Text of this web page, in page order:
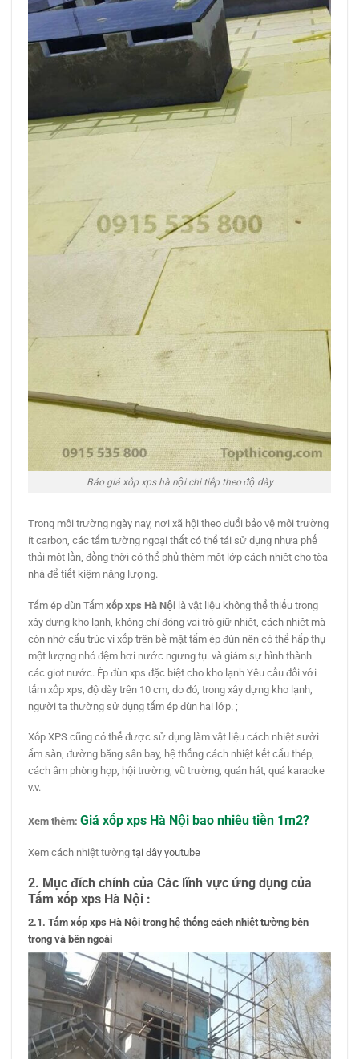
Báo giá xốp xps hà nội chi tiếp theo độ dày
Trong môi trường ngày nay, nơi xã hội theo đuổi bảo vệ môi trường
ít carbon, các tấm tường ngoại thất có thể tái sử dụng nhựa phế
thải một lần, đồng thời có thể phủ thêm một lớp cách nhiệt cho tòa
nhà để tiết kiệm năng lượng.
Tấm ép đùn Tấmxốp xps Hà Nội là vật liệu không thể thiếu trong
xây dựng kho lạnh, không chỉ đóng vai trò giữ nhiệt, cách nhiệt mà
còn nhờ cấu trúc vi xốp trên bề mặt tấm ép đùn nên có thể hấp thụ
một lượng nhỏ đệm hơi nước ngưng tụ. và giảm sự hình thành
các giọt nước. Ép đùn xps đặc biệt cho kho lạnh Yêu cầu đối với
tấm xốp xps, độ dày trên 10 cm, do đó, trong xây dựng kho lạnh,
người ta thường sử dụng tấm ép đùn hai lớp. ;
Xốp XPS cũng có thể được sử dụng làm vật liệu cách nhiệt sưởi
ấm sàn, đường băng sân bay, hệ thống cách nhiệt kết cấu thép,
cách âm phòng họp, hội trường, vũ trường, quán hát, quá karaoke
v.v.
Xem thêm:Giá xốp xps Hà Nội bao nhiêu tiền 1m2?
Xem cách nhiệt tườngtại đây youtube
2. Mục đích chính của Các lĩnh vực ứng dụng của
Tấm xốp xps Hà Nội :
2.1. Tấm xốp xps Hà Nội trong hệ thống cách nhiệt tường bên
trong và bên ngoài